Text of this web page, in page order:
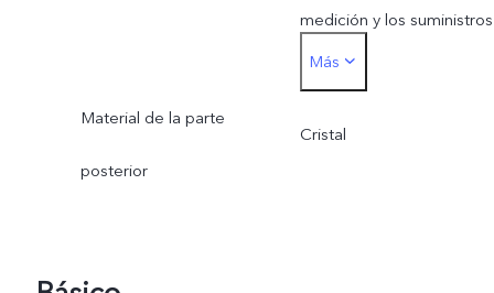
medición y los suministros
de materiales.
Más
Material de la parte
posterior
Cristal